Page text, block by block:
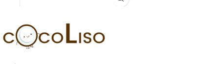
contra entrega se solicitará un 20%
de apartado para iniciar tu pedido.